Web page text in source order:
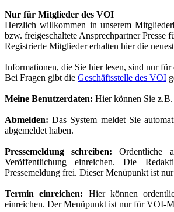
Nur für Mitglieder des VOI
Herzlich willkommen in unserem
bzw. freigeschaltete Ansprechpartner
Registrierte Mitglieder erhalten hier die
Informationen, die Sie hier lesen, sind nur
Bei Fragen gibt die Geschäftsstelle des VOI
Meine Benutzerdaten: Hier können Sie
Abmelden: Das System meldet Sie
abgemeldet haben.
Pressemeldung schreiben: Ordentliche
Veröffentlichung einreichen. Die
Pressemeldung frei. Dieser Menüpunkt ist
Termin einreichen: Hier können
einreichen. Der Menüpunkt ist nur für VOI-